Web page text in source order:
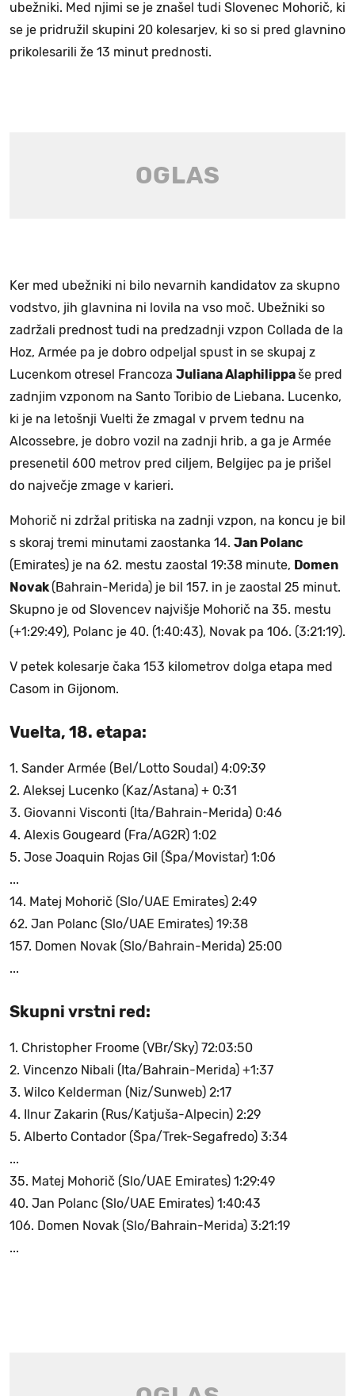
ubežniki. Med njimi se je znašel tudi Slovenec Mohorič, ki
se je pridružil skupini 20 kolesarjev, ki so si pred glavnino
prikolesarili že 13 minut prednosti.
Ker med ubežniki ni bilo nevarnih kandidatov za skupno
vodstvo, jih glavnina ni lovila na vso moč. Ubežniki so
zadržali prednost tudi na predzadnji vzpon Collada de la
Hoz, Armée pa je dobro odpeljal spust in se skupaj z
Lucenkom otresel Francoza Juliana Alaphilippaše pred
zadnjim vzponom na Santo Toribio de Liebana. Lucenko,
ki je na letošnji Vuelti že zmagal v prvem tednu na
Alcossebre, je dobro vozil na zadnji hrib, a ga je Armée
presenetil 600 metrov pred ciljem, Belgijec pa je prišel
do največje zmage v karieri.
Mohorič ni zdržal pritiska na zadnji vzpon, na koncu je bil
s skoraj tremi minutami zaostanka 14. Jan Polanc
(Emirates) je na 62. mestu zaostal 19:38 minute, Domen
Novak(Bahrain-Merida) je bil 157. in je zaostal 25 minut.
Skupno je od Slovencev najvišje Mohorič na 35. mestu
(+1:29:49), Polanc je 40. (1:40:43), Novak pa 106. (3:21:19).
V petek kolesarje čaka 153 kilometrov dolga etapa med
Casom in Gijonom.
Vuelta, 18. etapa:
1. Sander Armée (Bel/Lotto Soudal) 4:09:39
2. Aleksej Lucenko (Kaz/Astana) + 0:31
3. Giovanni Visconti (Ita/Bahrain-Merida) 0:46
4. Alexis Gougeard (Fra/AG2R) 1:02
5. Jose Joaquin Rojas Gil (Špa/Movistar) 1:06
...
14. Matej Mohorič (Slo/UAE Emirates) 2:49
62. Jan Polanc (Slo/UAE Emirates) 19:38
157. Domen Novak (Slo/Bahrain-Merida) 25:00
...
Skupni vrstni red:
1. Christopher Froome (VBr/Sky) 72:03:50
2. Vincenzo Nibali (Ita/Bahrain-Merida) +1:37
3. Wilco Kelderman (Niz/Sunweb) 2:17
4. Ilnur Zakarin (Rus/Katjuša-Alpecin) 2:29
5. Alberto Contador (Špa/Trek-Segafredo) 3:34
...
35. Matej Mohorič (Slo/UAE Emirates) 1:29:49
40. Jan Polanc (Slo/UAE Emirates) 1:40:43
106. Domen Novak (Slo/Bahrain-Merida) 3:21:19
...